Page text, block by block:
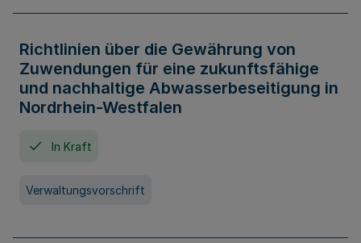
Richtlinien über die Gewährung von
Zuwendungen für eine zukunftsfähige
und nachhaltige Abwasserbeseitigung in
Nordrhein-Westfalen
In Kraft
Verwaltungsvorschrift